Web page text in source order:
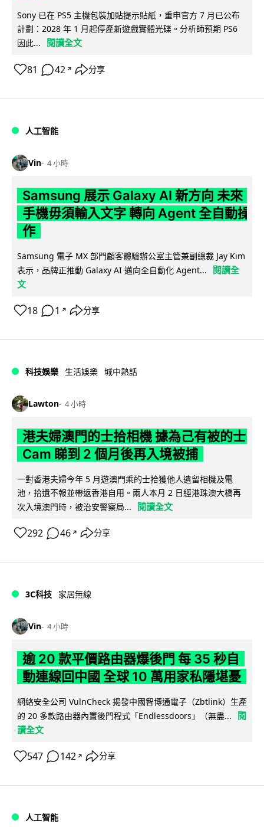
Sony 已在 PS5 主機包裝加貼提示貼紙，重申官方 7 月已公布
計劃：2028 年 1 月起停產新遊戲實體光碟。分析師預期 PS6
因此...
閱讀全文
81 42 ↗ 分享
人工智能
Vin 4 小時
Samsung 展示 Galaxy AI 新方向 未來
手機毋須輸入文字 轉向 Agent 全自動操
作
Samsung 電子 MX 部門顧客體驗辦公室主管兼副總裁 Jay Kim
表示，品牌正推動 Galaxy AI 邁向全自動化 Agent...
閱讀全
文
18 1 ↗ 分享
科技娛樂 生活娛樂 城中熱話
Lawton 4 小時
港夫婦澳門的士拾相機 據為己有被的士
Cam 睇到 2 個月後再入境被捕
一對香港夫婦今年 5 月遊澳門乘的士拾獲他人遺留相機及電
池，拾遺不報並帶返香港自用。兩人本月 2 日經港珠澳大橋再
次入境澳門時，被治安警察局...
閱讀全文
292 46 ↗ 分享
3C科技 家居無線
Vin 4 小時
逾 20 款平價路由器爆後門 每 35 秒自
動連線回中國 全球 10 萬用家私隱堪憂
網絡安全公司 VulnCheck 揭發中國智博通電子（Zbtlink）生產
的 20 多款路由器內置後門程式「Endlessdoors」（無盡...
閱
讀全文
547 142 ↗ 分享
人工智能